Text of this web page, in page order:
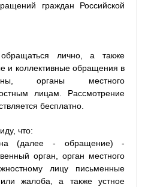
граждан Российской
лично, а также
и коллективные обращения в
органы местного
лицам. Рассмотрение
бесплатно.
что:
(далее - обращение) -
орган, орган местного
лицу письменные
жалоба, а также устное